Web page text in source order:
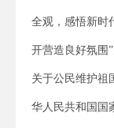
全观，感悟新时
开营造良好氛围
关于公民维护祖
华人民共和国国